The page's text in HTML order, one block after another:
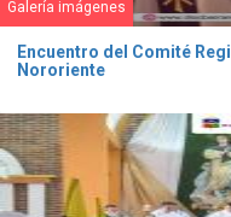
Galería imágenes
Encuentro del Comité
Nororiente